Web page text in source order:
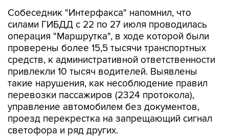
Собеседник "Интерфакса" напомнил, что
силами ГИБДД с 22 по 27 июля проводилась
операция "Маршрутка", в ходе которой были
проверены более 15,5 тысячи транспортных
средств, к административной ответственности
привлекли 10 тысяч водителей. Выявлены
такие нарушения, как несоблюдение правил
перевозки пассажиров (2324 протокола),
управление автомобилем без документов,
проезд перекрестка на запрещающий сигнал
светофора и ряд других.